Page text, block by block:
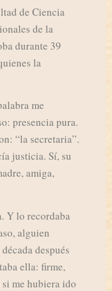
de Ciencia
de la
durante 39
la
me
presencia pura.
“la secretaria”.
justicia. Sí, su
amiga,
Y lo recordaba
alguien
después
ella: firme,
me hubiera ido